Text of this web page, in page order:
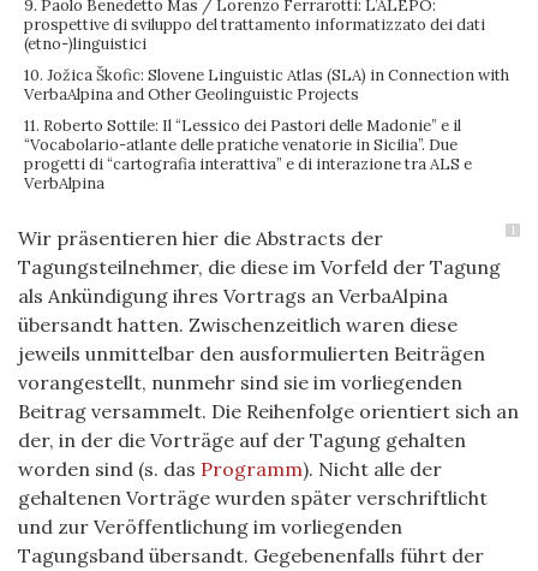
9. Paolo Benedetto Mas / Lorenzo Ferrarotti: L’ALEPO:
prospettive di sviluppo del trattamento informatizzato dei dati
(etno-)linguistici
10. Jožica Škofic: Slovene Linguistic Atlas (SLA) in Connection with
VerbaAlpina and Other Geolinguistic Projects
11. Roberto Sottile: Il “Lessico dei Pastori delle Madonie” e il
“Vocabolario-atlante delle pratiche venatorie in Sicilia”. Due
progetti di “cartografia interattiva” e di interazione tra ALS e
VerbAlpina
1
Wir präsentieren hier die Abstracts der
Tagungsteilnehmer, die diese im Vorfeld der Tagung
als Ankündigung ihres Vortrags an VerbaAlpina
übersandt hatten. Zwischenzeitlich waren diese
jeweils unmittelbar den ausformulierten Beiträgen
vorangestellt, nunmehr sind sie im vorliegenden
Beitrag versammelt. Die Reihenfolge orientiert sich an
der, in der die Vorträge auf der Tagung gehalten
worden sind (s. das Programm). Nicht alle der
gehaltenen Vorträge wurden später verschriftlicht
und zur Veröffentlichung im vorliegenden
Tagungsband übersandt. Gegebenenfalls führt der